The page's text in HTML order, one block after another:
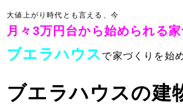
大値上がり時代とも言える、今
月々3万円台から始められる家
ブエラハウス で家づくりを始
ブエラハウスの建